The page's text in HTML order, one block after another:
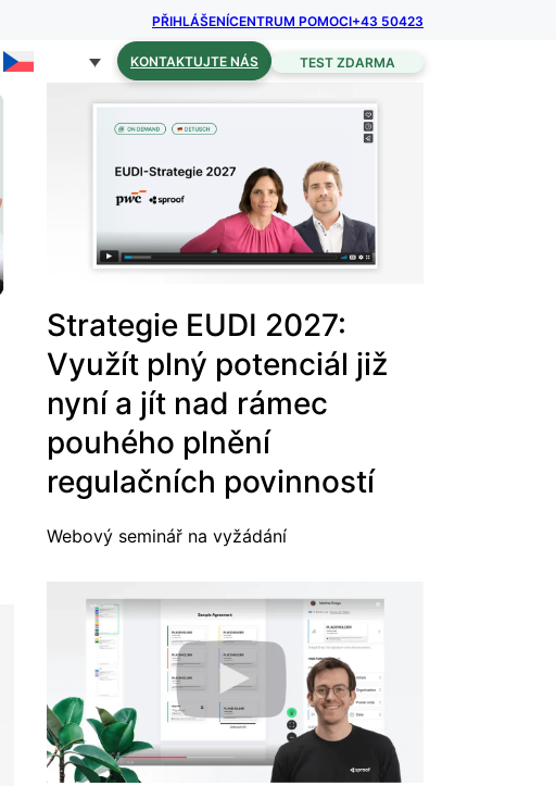
PŘIHLÁŠENÍCENTRUM POMOCI+43 50423
KONTAKTUJTE NÁS TEST ZDARMA
Strategie EUDI 2027:
Využít plný potenciál již
nyní a jít nad rámec
pouhého plnění
regulačních povinností
Webový seminář na vyžádání